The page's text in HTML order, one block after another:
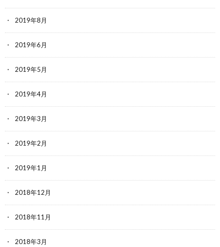
2019年8月
2019年6月
2019年5月
2019年4月
2019年3月
2019年2月
2019年1月
2018年12月
2018年11月
2018年3月